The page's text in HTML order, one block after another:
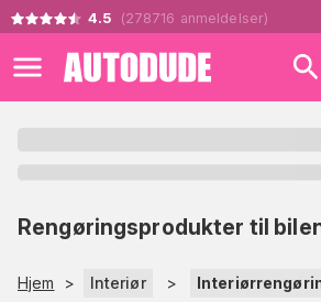
4.5 (278716 anmeldelser)
Rengøringsprodukter til
Hjem > Interiør >